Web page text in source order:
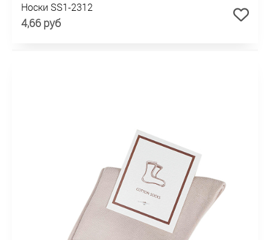
Носки SS1-2312
4,66 руб